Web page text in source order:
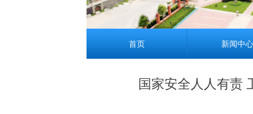
首页 新闻中心
国家安全人人有责